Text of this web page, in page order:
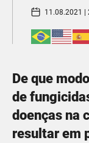
11.08.2021 |
De que
de
doenças na
resultar em